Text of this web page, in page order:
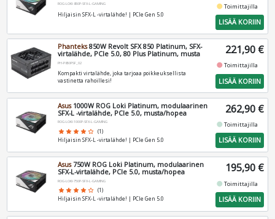
ROG-LOKI-850P-SFX-L-GAMING
Hiljaisin SFX-L -virtalähde! | PCIe Gen 5.0
fiber_manual_recordToimittajilla
LISÄÄ KORIIN
Phanteks850W Revolt SFX 850 Platinum, SFX-
virtalähde, PCIe 5.0, 80 Plus Platinum, musta
PH-P850PSF_02
Kompakti virtalähde, joka tarjoaa poikkeuksellista
vastinetta rahoillesi!
221,90 €
fiber_manual_recordToimittajilla
LISÄÄ KORIIN
Asus1000W ROG Loki Platinum, modulaarinen
SFX-L -virtalähde, PCIe 5.0, musta/hopea
ROG-LOKI-1000P-SFX-L-GAMING
star star star star star_border (1)
Hiljaisin SFX-L -virtalähde! | PCIe Gen 5.0
262,90 €
fiber_manual_recordToimittajilla
LISÄÄ KORIIN
Asus750W ROG Loki Platinum, modulaarinen
SFX-L-virtalähde, PCIe 5.0, musta/hopea
ROG-LOKI-750P-SFX-L-GAMING
star star star star star_border (1)
Hiljaisin SFX-L -virtalähde! | PCIe Gen 5.0
195,90 €
fiber_manual_recordToimittajilla
LISÄÄ KORIIN